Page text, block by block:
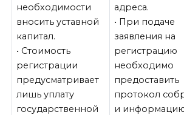
необходимости
вносить уставной
капитал.
• Стоимость
регистрации
предусматривает
лишь уплату
государственной
адреса.
• При подаче
заявления на
регистрацию
необходимо
предоставить
протокол
и